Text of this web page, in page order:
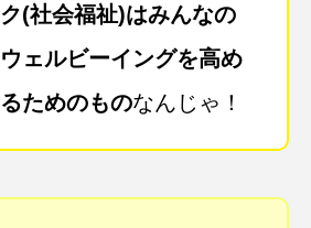
ク(社会福祉)はみんなの
ウェルビーイングを高め
るためのものなんじゃ！